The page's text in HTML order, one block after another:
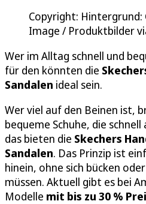
Copyright: Hintergrund:
Image / Produktbilder
Wer im Alltag schnell und
für den könnten die
Sandalen ideal sein.
Wer viel auf den Beinen ist,
bequeme Schuhe, die
das bieten die Skechers
Sandalen. Das Prinzip ist
hinein, ohne sich bücken
müssen. Aktuell gibt es bei
Modelle mit bis zu 30 %